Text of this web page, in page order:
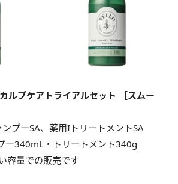
プケアトライアルセット ［スムー
ンプーSA、薬用IトリートメントSA
ー340mL・トリートメント340g
容量での販売です